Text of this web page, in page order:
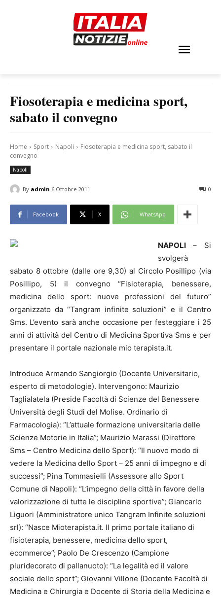
Fiosoterapia e medicina sport,
sabato il convegno
Home Sport Napoli
Fiosoterapia e medicina sport, sabato il
convegno
Napoli
By admin 6 Ottobre 2011 0
Facebook X WhatsApp
NAPOLI – Si
svolgerà
sabato 8 ottobre (dalle ore 9,30) al Circolo Posillipo (via
Posillipo, 5) il convegno “Fisioterapia, benessere,
medicina dello sport: nuove professioni del futuro”
organizzato da “Tangram infinite soluzioni” e il Centro
Sms. L’evento sarà anche occasione per festeggiare i 25
anni di attività del Centro di Medicina Sportiva Sms e per
presentare il portale nazionale mio terapista.it.
Introduce Armando Sangiorgio (Docente Universitario,
esperto di metodologie). Intervengono: Maurizio
Taglialatela (Preside Facoltà di Scienze del Benessere
Università degli Studi del Molise. Ordinario di
Farmacologia): “L’attuale formazione universitaria delle
Scienze Motorie in Italia”; Maurizio Marassi (Direttore
Sms – Centro Medicina dello Sport): “Il nuovo modo di
vedere la Medicina dello Sport – 25 anni di impegno e di
successi”; Pina Tommasielli (Assessore allo Sport
Comune di Napoli): “L’impegno della città in favore della
valorizzazione di tutte le discipline sportive”; Giancarlo
Liguori (Amministratore unico Tangram Infinite soluzioni
srl): “Nasce Mioterapista.it. Il primo portale italiano di
fisioterapia, benessere, medicina dello sport,
ecommerce”; Paolo De Crescenzo (Campione
pluridecorato di pallanuoto): “La legalità ed il valore
sociale dello sport”; Giovanni Villone (Docente Facoltà di
Medicina e Chirurgia e Docente di Storia della Medicina e